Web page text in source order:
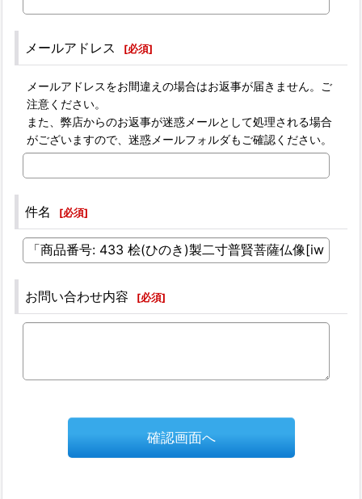
メールアドレス [必須]
メールアドレスをお間違えの場合はお返事が届きません。ご
注意ください。
また、弊店からのお返事が迷惑メールとして処理される場合
がございますので、迷惑メールフォルダもご確認ください。
件名 [必須]
お問い合わせ内容 [必須]
確認画面へ